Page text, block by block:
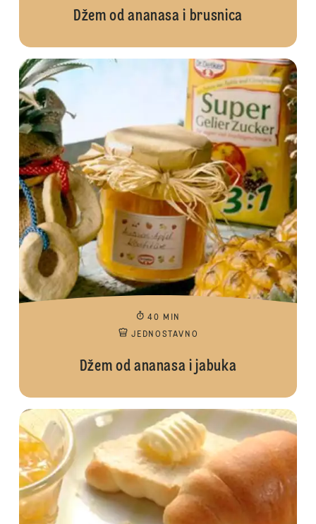
Džem od ananasa i brusnica
40 MIN
JEDNOSTAVNO
Džem od ananasa i jabuka